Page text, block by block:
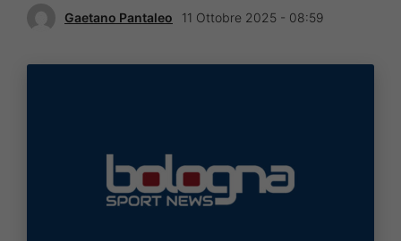
Gaetano Pantaleo 11 Ottobre 2025 - 08:59